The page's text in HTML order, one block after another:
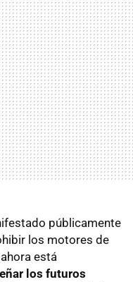
públicamente
los motores de
está
los futuros